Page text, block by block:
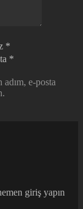
*
*
e-posta
giriş yapın